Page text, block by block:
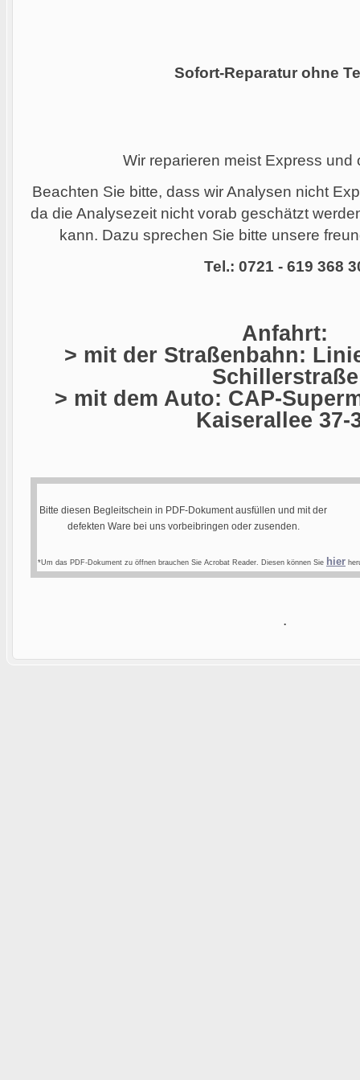
Sofort-Reparatur ohne
Wir reparieren meist Express und
Beachten Sie bitte, dass wir Analysen nicht
da die Analysezeit nicht vorab geschätzt
kann. Dazu sprechen Sie bitte unsere
Tel.: 0721 - 619 368
Anfahrt:
> mit der Straßenbahn:
Schillerstraße
> mit dem Auto: CAP-
Kaiserallee 37-
Bitte diesen Begleitschein in PDF-Dokument ausfüllen und mit der
defekten Ware bei uns vorbeibringen oder zusenden.
*Um das PDF-Dokument zu öffnen brauchen Sie Acrobat Reader. Diesen können Sie hier
.